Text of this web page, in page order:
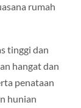
rumah
tinggi dan
hangat dan
penataan
hunian